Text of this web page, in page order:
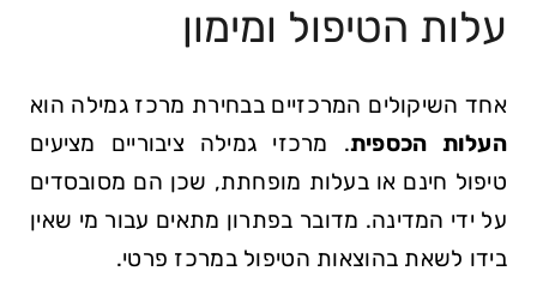
עלות הטיפול ומימון
אחד השיקולים המרכזיים בבחירת מרכז גמילה הוא
העלות הכספית. מרכזי גמילה ציבוריים מציעים
טיפול חינם או בעלות מופחתת, שכן הם מסובסדים
על ידי המדינה. מדובר בפתרון מתאים עבור מי שאין
בידו לשאת בהוצאות הטיפול במרכז פרטי.